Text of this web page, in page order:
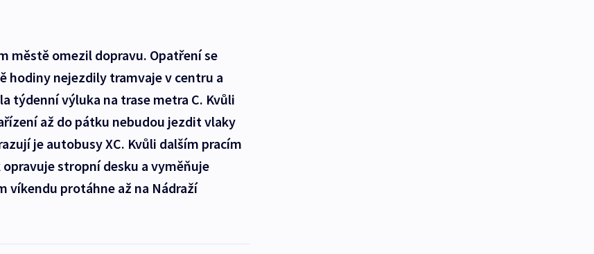
městě omezil dopravu. Opatření se
hodiny nejezdily tramvaje v centru a
týdenní výluka na trase metra C. Kvůli
až do pátku nebudou jezdit vlaky
je autobusy XC. Kvůli dalším pracím
stropní desku a vyměňuje
víkendu protáhne až na Nádraží